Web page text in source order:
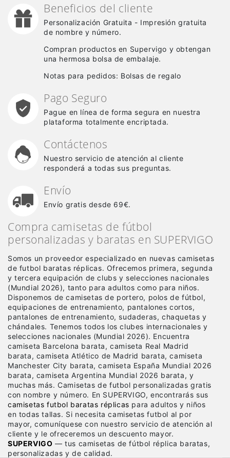
Beneficios del cliente
Personalización Gratuita - Impresión gratuita
de nombre y número.
Compran productos en Supervigo y obtengan
una hermosa bolsa de embalaje.
Notas para pedidos: Bolsas de regalo
Pago Seguro
Pague en línea de forma segura en nuestra
plataforma totalmente encriptada.
Contáctenos
Nuestro servicio de atención al cliente
responderá a todas sus preguntas.
Envío
Envío gratis desde 69€.
Compra camisetas de fútbol
personalizadas y baratas en SUPERVIGO
Somos un proveedor especializado en nuevas camisetas
de futbol baratas réplicas. Ofrecemos primera, segunda
y tercera equipación de clubs y selecciones nacionales
(Mundial 2026), tanto para adultos como para niños.
Disponemos de camisetas de portero, polos de fútbol,
equipaciones de entrenamiento, pantalones cortos,
pantalones de entrenamiento, sudaderas, chaquetas y
chándales. Tenemos todos los clubes internacionales y
selecciones nacionales (Mundial 2026). Encuentra
camiseta Barcelona barata, camiseta Real Madrid
barata, camiseta Atlético de Madrid barata, camiseta
Manchester City barata, camiseta España Mundial 2026
barata, camiseta Argentina Mundial 2026 barata, y
muchas más. Camisetas de futbol personalizadas gratis
con nombre y número. En SUPERVIGO, encontrarás sus
camisetas futbol baratas réplicas para adultos y niños
en todas tallas. Si necesita camisetas futbol al por
mayor, comuníquese con nuestro servicio de atención al
cliente y le ofreceremos un descuento mayor.
SUPERVIGO — tus camisetas de fútbol réplica baratas,
personalizadas y de calidad.